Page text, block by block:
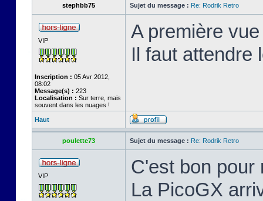
stephbb75 Sujet du message : Re: Rodrik Retro
VIP
Inscription : 05 Avr 2012,
08:02
Message(s) : 223
Localisation : Sur terre, mais
souvent dans les nuages !
A première
Il faut attendre
Haut
poulette73 Sujet du message : Re: Rodrik Retro
VIP
C'est bon
La PicoGX